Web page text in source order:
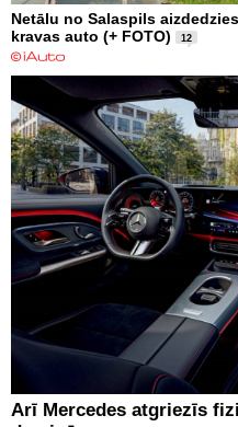
Netālu no Salaspils aizdedzies
kravas auto (+ FOTO)
12
Arī Mercedes atgriezīs